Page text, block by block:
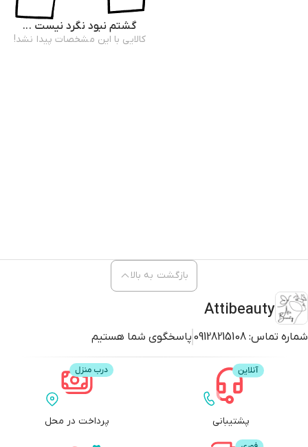
گشتم نبود نگرد نیست ...
کالایی با این مشخصات پیدا نشد!
Attibeauty
شماره تماس: 09128215108 پاسخگوی شما هستیم
بازگشت به بالا
پشتیبانی پرداخت در محل